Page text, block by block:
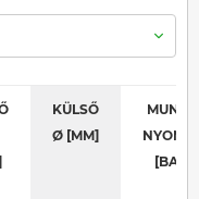
KÜLSŐ
Ø [MM]
MUNKA
[BAR]